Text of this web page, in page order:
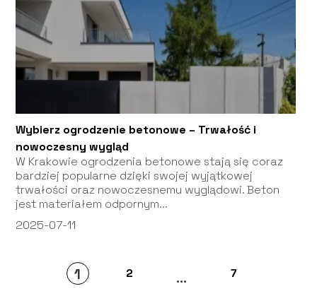
Wybierz ogrodzenie betonowe – Trwałość i
nowoczesny wygląd
W Krakowie ogrodzenia betonowe stają się coraz
bardziej popularne dzięki swojej wyjątkowej
trwałości oraz nowoczesnemu wyglądowi. Beton
jest materiałem odpornym...
2025-07-11
1 2 ... 7